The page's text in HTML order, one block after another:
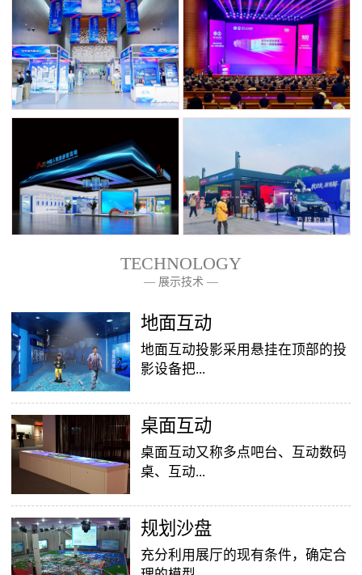
TECHNOLOGY
— 展示技术 —
地面互动
地面互动投影采用悬挂在顶部的投
影设备把...
影像效果投射到地面，当参访着走
至投影区域时，通过系统识别，参
访者可以直接使用双脚或动作与投
效果就会随着你的脚步产生相应的
变幻。地面互动投影系统是集虚拟
互动投影项目，包括水波纹、翻
桌面互动
桌面互动又称多点吧台、互动数码
桌、互动...
投影桌面，让普通的吧台（桌面）
变成一个多媒体互动娱乐游戏消费
平台，图文并茂，形式新颖，令桌
​规划沙盘
充分利用展厅的现有条件，确定合